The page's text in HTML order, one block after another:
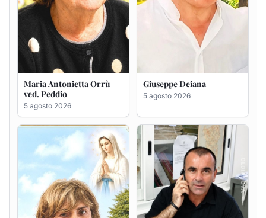
Rosa Maria Usai ved.
D'Attellis
5 agosto 2026
Bastianino Taras
4 agosto 2026